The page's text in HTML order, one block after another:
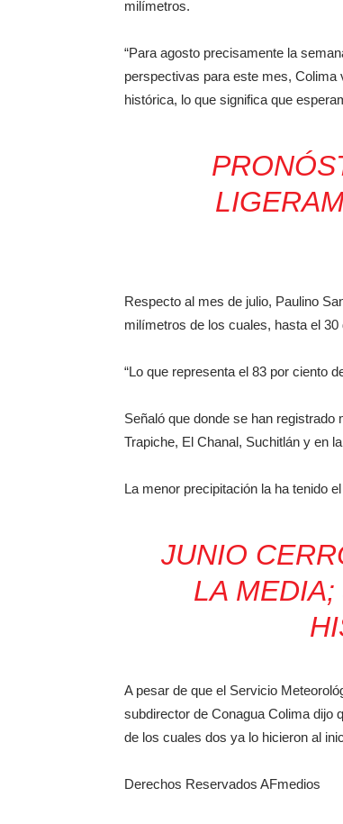
milímetros.
“Para agosto precisamente la
perspectivas para este mes, Colima
histórica, lo que significa que
Respecto al mes de julio, Paulino
milímetros de los cuales, hasta el
“Lo que representa el 83 por ciento
Señaló que donde se han
Trapiche, El Chanal, Suchitlán y en
La menor precipitación la ha tenido
JUNIO
LA
A pesar de que el Servicio
subdirector de Conagua Colima dijo
de los cuales dos ya lo hicieron al
Derechos Reservados AFmedios